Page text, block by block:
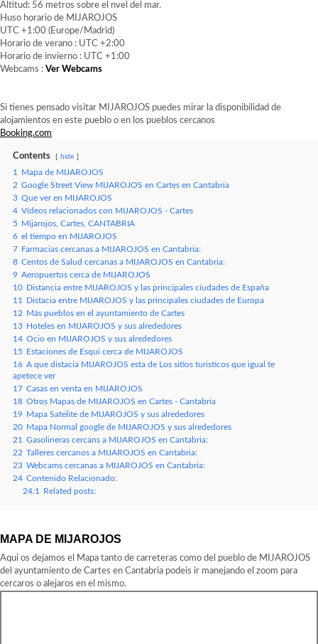
Altitud: 56 metros sobre el nvel del mar.
Huso horario de MIJAROJOS
UTC +1:00 (Europe/Madrid)
Horario de verano : UTC +2:00
Horario de invierno : UTC +1:00
Webcams : Ver Webcams
Si tienes pensado visitar MIJAROJOS puedes mirar la disponibilidad de
alojamientos en este pueblo o en los pueblos cercanos
Booking.com
Contents hide
1
Mapa de MIJAROJOS
2 Google Street View MIJAROJOS en Cartes en Cantabria
3 Que ver en MIJAROJOS
4 Vídeos relacionados con MIJAROJOS - Cartes
5
Mijarojos, Cartes, CANTABRIA
6 el tiempo en MIJAROJOS
7
Farmacias cercanas a MIJAROJOS en Cantabria:
8 Centos de Salud cercanas a MIJAROJOS en Cantabria:
9 Aeropuertos cerca de MIJAROJOS
10
Distancia entre MIJAROJOS y las principales ciudades de España
11
Distacia entre MIJAROJOS y las principales ciudades de Europa
12
Más pueblos en el ayuntamiento de Cartes
13
Hoteles en MIJAROJOS y sus alrededores
14 Ocio en MIJAROJOS y sus alrededores
15
Estaciones de Esqui cerca de MIJAROJOS
16 A que distacia MIJAROJOS esta de Los sitios turisticos que igual te
apetece ver
17 Casas en venta en MIJAROJOS
18 Otros Mapas de MIJAROJOS en Cartes - Cantabria
19
Mapa Satelite de MIJAROJOS y sus alrededores
20
Mapa Normal google de MIJAROJOS y sus alrededores
21
Gasolineras cercans a MIJAROJOS en Cantabria:
22 Talleres cercanos a MIJAROJOS en Cantabria:
23 Webcams cercanas a MIJAROJOS en Cantabria:
24 Contenido Relacionado:
24.1
Related posts:
MAPA DE MIJAROJOS
Aqui os dejamos el Mapa tanto de carreteras como del pueblo de MIJAROJOS
del ayuntamiento de Cartes en Cantabria podeis ir manejando el zoom para
cercaros o alejaros en el mismo.